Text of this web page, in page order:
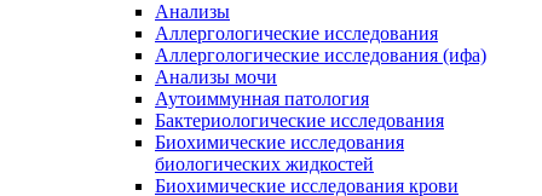
Анализы
Аллергологические исследования
Аллергологические исследования (ифа)
Анализы мочи
Аутоиммунная патология
Бактериологические исследования
Биохимические исследования
биологических жидкостей
Биохимические исследования крови